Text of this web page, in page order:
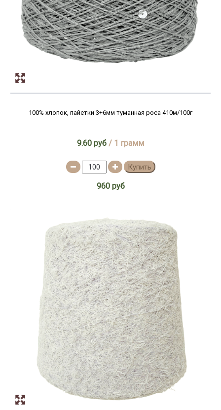
100% хлопок, пайетки 3+6мм туманная роса 410м/100г
9.60 руб / 1 грамм
Купить
960 руб